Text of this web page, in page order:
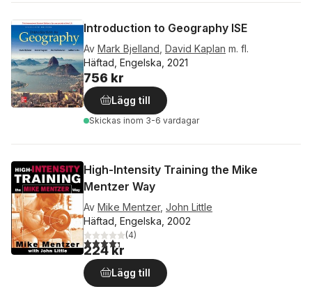
Introduction to Geography ISE
Av Mark Bjelland David Kaplan m. fl.
Häftad, Engelska, 2021
756 kr
Lägg till
Skickas inom 3-6 vardagar
High-Intensity Training the Mike
Mentzer Way
Av Mike Mentzer, John Little
Häftad, Engelska, 2002
4,3utav 5 stjärnor. Totalt antal röster:
(4)
224 kr
Lägg till